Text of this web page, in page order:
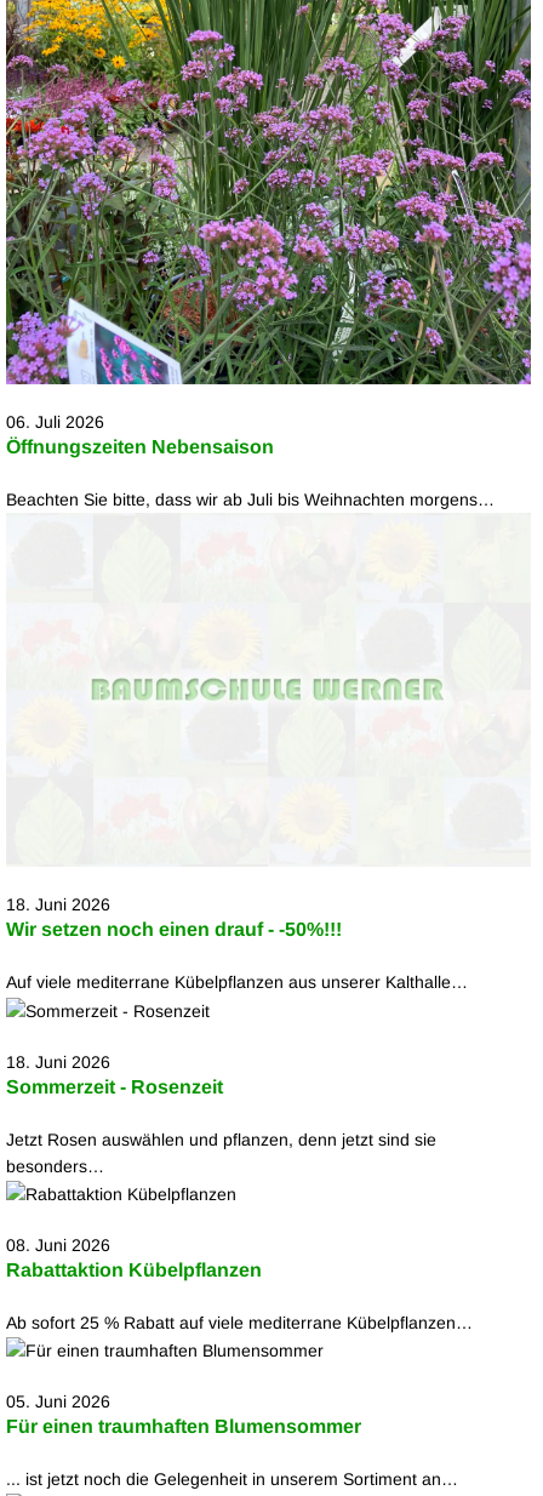
06. Juli 2026
Öffnungszeiten Nebensaison
Beachten Sie bitte, dass wir ab Juli bis Weihnachten morgens…
18. Juni 2026
Wir setzen noch einen drauf - -50%!!!
Auf viele mediterrane Kübelpflanzen aus unserer Kalthalle…
18. Juni 2026
Sommerzeit - Rosenzeit
Jetzt Rosen auswählen und pflanzen, denn jetzt sind sie
besonders…
08. Juni 2026
Rabattaktion Kübelpflanzen
Ab sofort 25 % Rabatt auf viele mediterrane Kübelpflanzen…
05. Juni 2026
Für einen traumhaften Blumensommer
... ist jetzt noch die Gelegenheit in unserem Sortiment an…